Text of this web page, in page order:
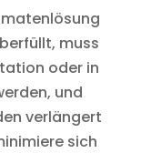
muss
oder in
und
verlängert
sich